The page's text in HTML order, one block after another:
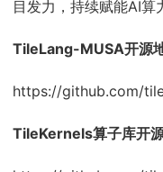
目发力，持续赋能AI算
TileLang-MUSA开源
https://github.com/
TileKernels算子库开源